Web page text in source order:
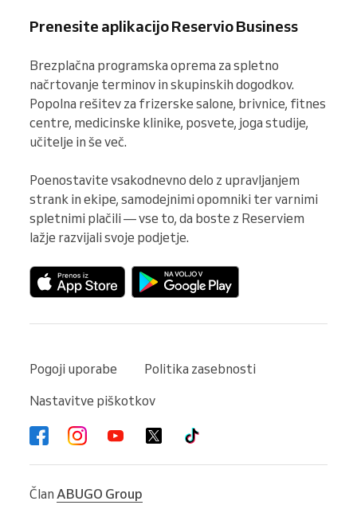
Prenesite aplikacijo Reservio Business
Brezplačna programska oprema za spletno
načrtovanje terminov in skupinskih dogodkov.
Popolna rešitev za frizerske salone, brivnice, fitnes
centre, medicinske klinike, posvete, joga studije,
učitelje in še več.
Poenostavite vsakodnevno delo z upravljanjem
strank in ekipe, samodejnimi opomniki ter varnimi
spletnimi plačili — vse to, da boste z Reserviem
lažje razvijali svoje podjetje.
Pogoji uporabe
Politika zasebnosti
Nastavitve piškotkov
Član ABUGO Group